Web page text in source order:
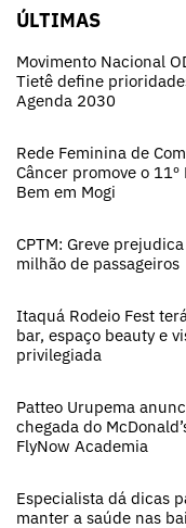
ÚLTIMAS
Movimento Nacional
Tietê define
Agenda 2030
Rede Feminina de
Câncer promove o 11º
Bem em Mogi
CPTM: Greve
milhão de passageiros
Itaquá Rodeio Fest
bar, espaço beauty e
privilegiada
Patteo Urupema
chegada do
FlyNow Academia
Especialista dá dicas
manter a saúde nas